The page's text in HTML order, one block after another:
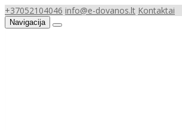
+37052104046 info@e-dovanos.lt Kontaktai
Navigacija